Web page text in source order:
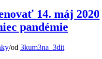
14. máj 2020
pandémie
/od 3kum3na_3dit